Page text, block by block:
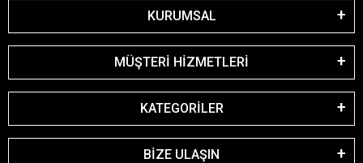
KURUMSAL
MÜŞTERİ HİZMETLERİ
KATEGORİLER
BİZE ULAŞIN